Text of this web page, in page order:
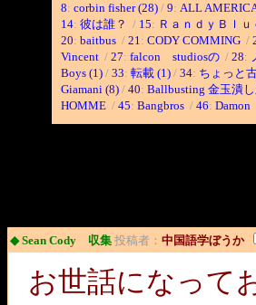
8:corbin fisher (28) / 9:ALL
14:彼は誰？ / 15: ＲａｎｄｙＢｌ
20:baitbus / 21:CODY COMMING /
Vincent / 27:falcon studiosの / 28:
Boys (1) / 33:転載 (1) / 34: ちょっと
Giamani (8) / 40:Ballbusting 金玉潰
HOMME / 45:Bangbros / 46:Damon
◆ Sean Cody 収集 投稿者： 中国語学ぼうか
お世話になって